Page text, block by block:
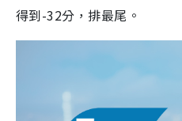
得到-32分，排最尾。